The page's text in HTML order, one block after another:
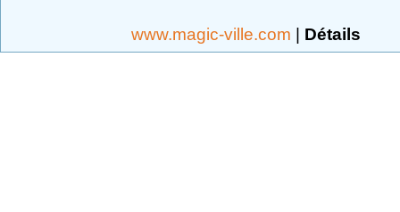
www.magic-ville.com | Détails